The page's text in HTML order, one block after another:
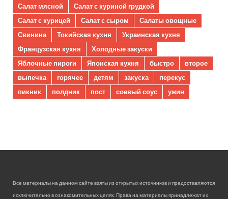
Салат мясной
Салат с куриной грудкой
Салат с курицей
Салат с сыром
Салаты овощные
Свинина
Токийская кухня
Украинская кухня
Французская кухня
Холодные закуски
Яблочные пироги
Японская кухня быстро
второе
выпечка
горячее детям закуска
перекус
пикник
полдник пост соевый соус ужин
Все материалы на данном сайте взяты из открытых источников и предоставляются
исключительно в ознакомительных целях. Права на материалы принадлежат их